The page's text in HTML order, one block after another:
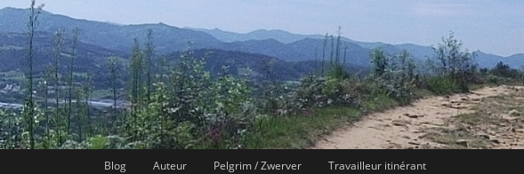
Skip
to
content
Blog Auteur Pelgrim / Zwerver Travailleur itinérant